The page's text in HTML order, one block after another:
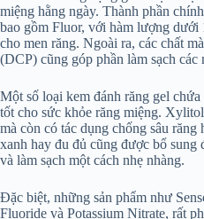
miệng hằng ngày. Thành phần
bao gồm Fluor, với hàm lượng dưới
cho men răng. Ngoài ra, các chất
(DCP) cũng góp phần làm sạch các
Một số loại kem đánh răng gel
tốt cho sức khỏe răng miệng.
mà còn có tác dụng chống sâu
xanh hay đu đủ cũng được bổ sung
và làm sạch một cách nhẹ nhàng.
Đặc biệt, những sản phẩm như
Fluoride và Potassium Nitrate, rất